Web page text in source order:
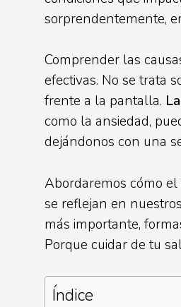
sorprendentemente,
Comprender las
efectivas. No se trata
frente a la pantalla.
como la ansiedad,
dejándonos con una
Abordaremos cómo
se reflejan en
más importante,
Porque cuidar de tu
Índice